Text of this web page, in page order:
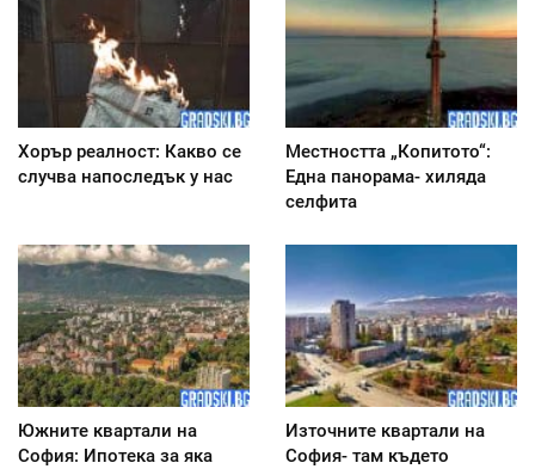
Хорър реалност: Какво се
случва напоследък у нас
Местността „Копитото“:
Една панорама- хиляда
селфита
Южните квартали на
София: Ипотека за яка
Източните квартали на
София- там където